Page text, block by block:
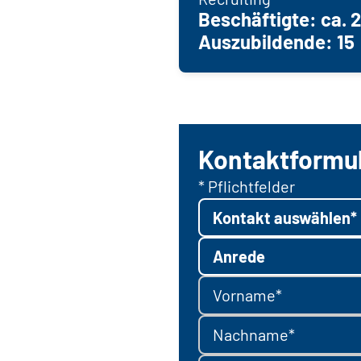
Beschäftigte: ca.
Auszubildende: 15
* Pflichtfelder
Kontakt auswählen*
Anrede
Vorname*
Nachname*